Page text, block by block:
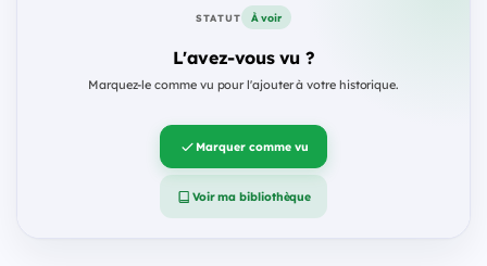
STATUT À voir
L'avez-vous vu ?
Marquez-le comme vu pour l'ajouter à votre historique.
Marquer comme vu
Voir ma bibliothèque